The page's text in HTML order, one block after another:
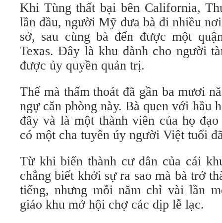
Khi Tùng thất bại bên California,
lần đầu, người Mỹ đưa bà đi nhiều
sở, sau cùng bà đến được một
Texas. Đây là khu dành cho người
được ủy quyền quản trị.
Thế mà thấm thoát đã gần ba mươi
ngự căn phòng này. Bà quen với hầu
đây và là một thành viên của họ
có một cha tuyên úy người Việt tuổi
Từ khi biến thành cư dân của cái
chẳng biết khởi sự ra sao mà bà trở
tiếng, nhưng mỗi năm chỉ vài lần
giáo khu mở hội chợ các dịp lễ lạc.